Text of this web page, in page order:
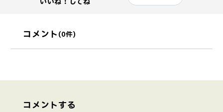
コメント (0件)
コメントする